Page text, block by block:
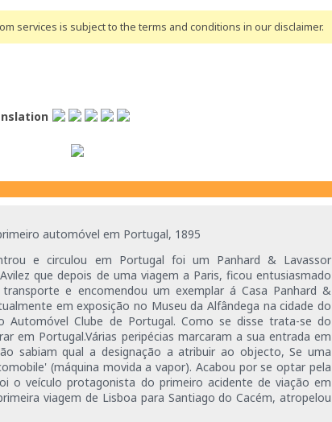
services is subject to the terms and conditions in our disclaimer.
automóvel em Portugal, 1895
e circulou em Portugal foi um Panhard & Lavassor
que depois de uma viagem a Paris, ficou entusiasmado
e encomendou um exemplar á Casa Panhard &
em exposição no Museu da Alfândega na cidade do
Automóvel Clube de Portugal. Como se disse trata-se do
em Portugal.Várias peripécias marcaram a sua entrada em
sabiam qual a designação a atribuir ao objecto, Se uma
(máquina movida a vapor). Acabou por se optar pela
o veículo protagonista do primeiro acidente de viação em
viagem de Lisboa para Santiago do Cacém, atropelou